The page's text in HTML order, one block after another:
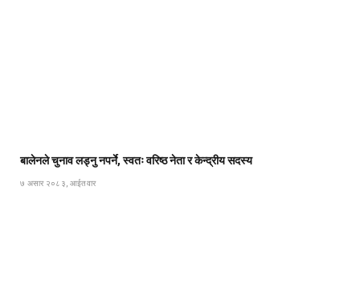
बालेनले चुनाव लड्नु नपर्ने, स्वतः वरिष्ठ नेता र केन्द्रीय सदस्य
७ असार २०८३, आईतवार